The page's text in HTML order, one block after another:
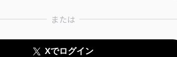
または
Xでログイン